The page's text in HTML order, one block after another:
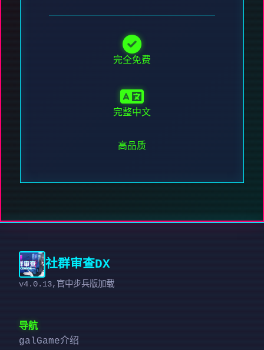
完全免费
完整中文
高品质
社群审查DX
v4.0.13,官中步兵版加载
导航
galGame介绍